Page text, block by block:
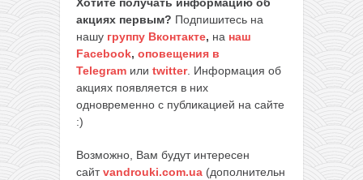
Хотите получать информацию об
акциях первым? Подпишитесь на
нашу группу Вконтакте, на наш
Facebook, оповещения в
Telegram или twitter. Информация об
акциях появляется в них
одновременно с публикацией на сайте
:)
Возможно, Вам будут интересен
сайтvandrouki.com.ua (дополнительн